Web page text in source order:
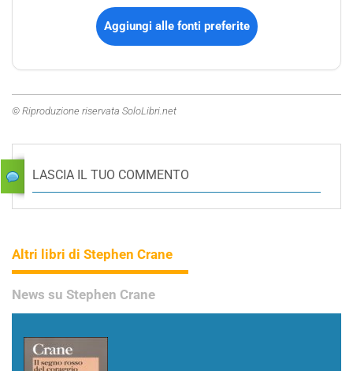
Aggiungi alle fonti preferite
© Riproduzione riservata SoloLibri.net
LASCIA IL TUO COMMENTO
Altri libri di Stephen Crane
News su Stephen Crane